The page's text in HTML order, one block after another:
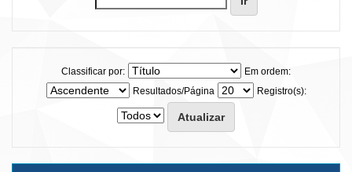
Classificar por:
Em ordem:
Resultados/Página
Registro(s):